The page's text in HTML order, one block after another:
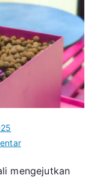
pada
Find
mengejutkan